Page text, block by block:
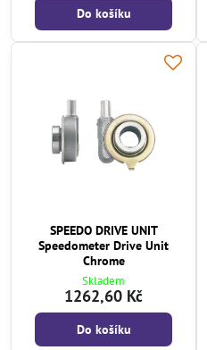
Do košíku
SPEEDO DRIVE UNIT
Speedometer Drive Unit
Chrome
Skladem
1262,60 Kč
Do košíku